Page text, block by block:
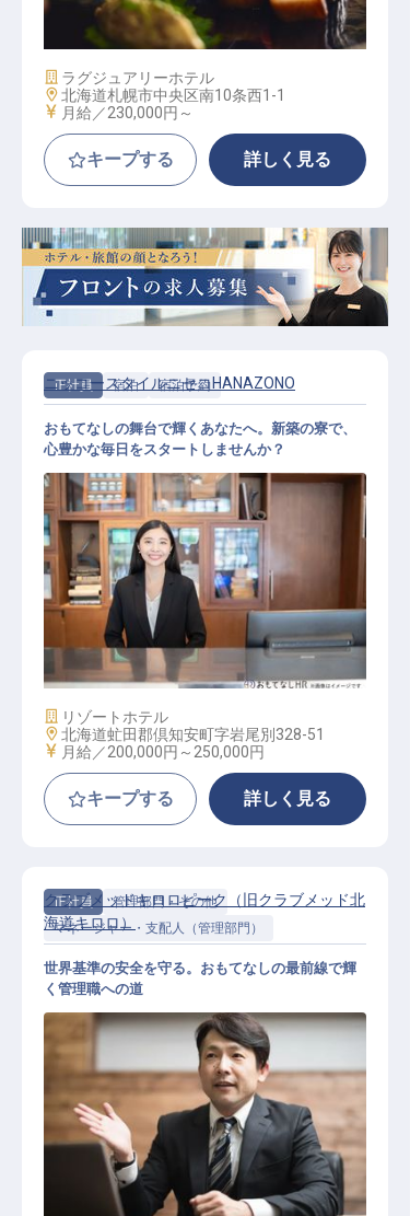
施設業態
ラグジュアリーホテル
勤務地
北海道札幌市中央区南10条西1-1
給与
月給／230,000円～
キープする 詳しく見る
正社員 宿泊 宿泊予約
宿泊予約スタッフ
ニッコースタイルニセコHANAZONO
おもてなしの舞台で輝くあなたへ。新築の寮で、
心豊かな毎日をスタートしませんか？
施設業態
リゾートホテル
勤務地
北海道虻田郡倶知安町字岩尾別328-51
給与
月給／200,000円～ 250,000円
キープする 詳しく見る
正社員
管理部門・その他
マネージャー・支配人（管理部門）
食品衛生・安全管理マネージャー（
管理職）
クラブメッドキロロピーク（旧クラブメッド北
海道キロロ）
世界基準の安全を守る。おもてなしの最前線で輝
く管理職への道